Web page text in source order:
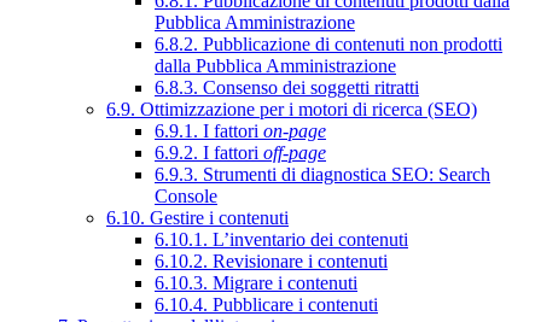
Pubblica Amministrazione
6.8.2. Pubblicazione di contenuti non prodotti
dalla Pubblica Amministrazione
6.8.3. Consenso dei soggetti ritratti
6.9. Ottimizzazione per i motori di ricerca (SEO)
6.9.1. I fattori on-page
6.9.2. I fattori off-page
6.9.3. Strumenti di diagnostica SEO: Search
Console
6.10. Gestire i contenuti
6.10.1. L’inventario dei contenuti
6.10.2. Revisionare i contenuti
6.10.3. Migrare i contenuti
6.10.4. Pubblicare i contenuti